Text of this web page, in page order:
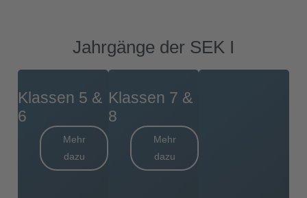
Jahrgänge der SEK I
Klassen 5 &
6
Mehr
dazu
Klassen 7 &
8
Mehr
dazu